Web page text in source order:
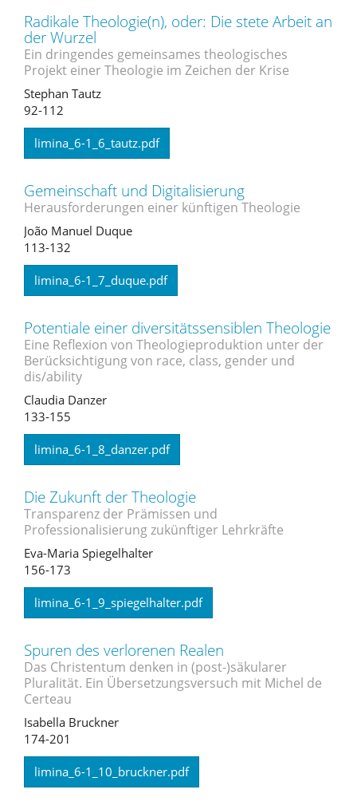
Radikale Theologie(n), oder: Die stete Arbeit an
der Wurzel
Ein dringendes gemeinsames theologisches
Projekt einer Theologie im Zeichen der Krise
Stephan Tautz
92-112
limina_6-1_6_tautz.pdf
Gemeinschaft und Digitalisierung
Herausforderungen einer künftigen Theologie
João Manuel Duque
113-132
limina_6-1_7_duque.pdf
Potentiale einer diversitätssensiblen Theologie
Eine Reflexion von Theologieproduktion unter der
Berücksichtigung von race, class, gender und
dis/ability
Claudia Danzer
133-155
limina_6-1_8_danzer.pdf
Die Zukunft der Theologie
Transparenz der Prämissen und
Professionalisierung zukünftiger Lehrkräfte
Eva-Maria Spiegelhalter
156-173
limina_6-1_9_spiegelhalter.pdf
Spuren des verlorenen Realen
Das Christentum denken in (post-)säkularer
Pluralität. Ein Übersetzungsversuch mit Michel de
Certeau
Isabella Bruckner
174-201
limina_6-1_10_bruckner.pdf